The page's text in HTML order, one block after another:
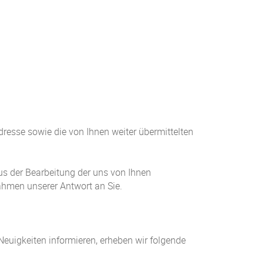
sowie die von Ihnen weiter übermittelten
der Bearbeitung der uns von Ihnen
unserer Antwort an Sie.
informieren, erheben wir folgende